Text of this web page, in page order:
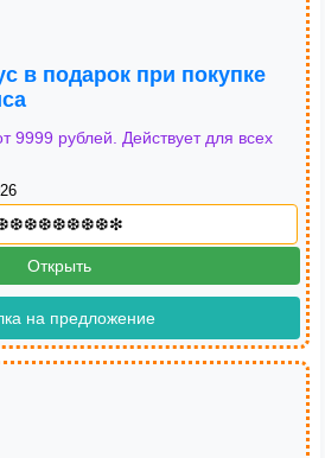
в подарок при покупке
9999 рублей. Действует для всех
Открыть
на предложение